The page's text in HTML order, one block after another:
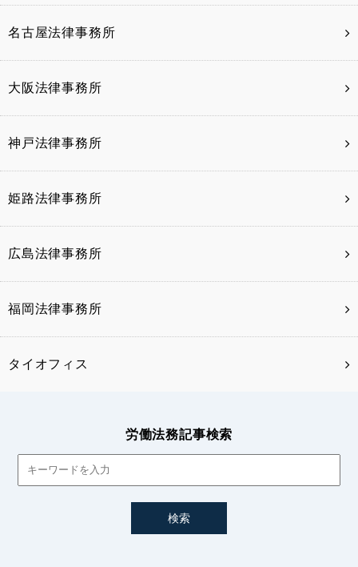
名古屋法律事務所
大阪法律事務所
神戸法律事務所
姫路法律事務所
広島法律事務所
福岡法律事務所
タイオフィス
労働法務記事検索